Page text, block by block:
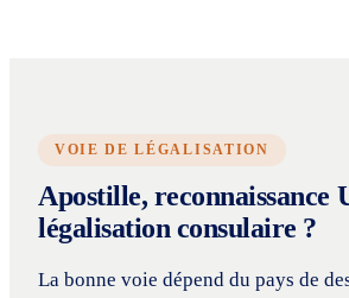
VOIE DE LÉGALISATION
Apostille, reconnaissance
légalisation consulaire ?
La bonne voie dépend du pays de